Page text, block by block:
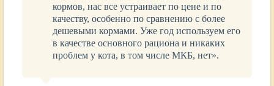
кормов, нас все устраивает по цене и по
качеству, особенно по сравнению с более
дешевыми кормами. Уже год используем его
в качестве основного рациона и никаких
проблем у кота, в том числе МКБ, нет».